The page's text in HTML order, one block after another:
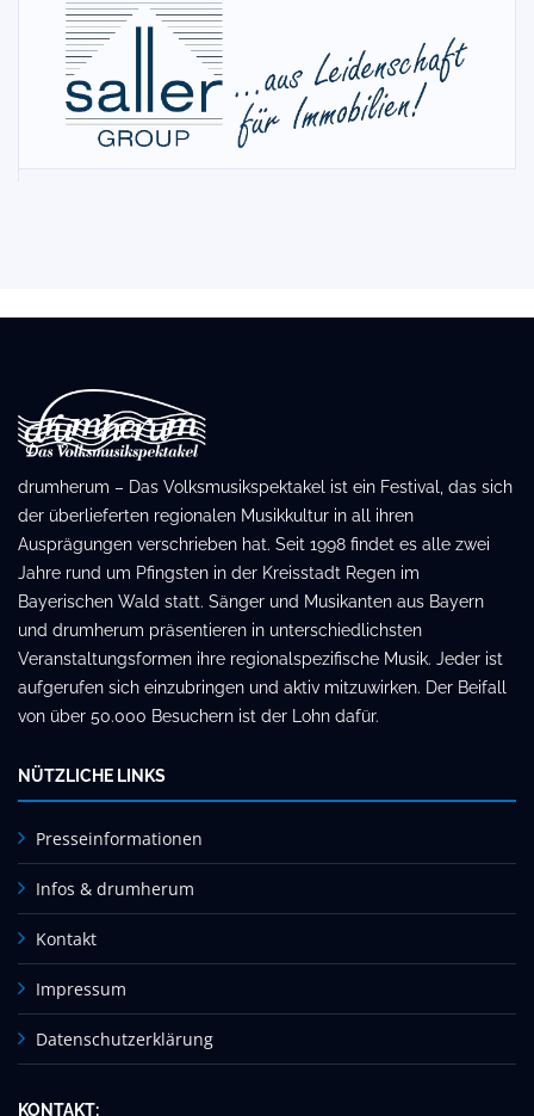
drumherum – Das Volksmusikspektakel ist ein Festival, das sich
der überlieferten regionalen Musikkultur in all ihren
Ausprägungen verschrieben hat. Seit 1998 findet es alle zwei
Jahre rund um Pfingsten in der Kreisstadt Regen im
Bayerischen Wald statt. Sänger und Musikanten aus Bayern
und drumherum präsentieren in unterschiedlichsten
Veranstaltungsformen ihre regionalspezifische Musik. Jeder ist
aufgerufen sich einzubringen und aktiv mitzuwirken. Der Beifall
von über 50.000 Besuchern ist der Lohn dafür.
NÜTZLICHE LINKS
Presseinformationen
Infos & drumherum
Kontakt
Impressum
Datenschutzerklärung
KONTAKT: